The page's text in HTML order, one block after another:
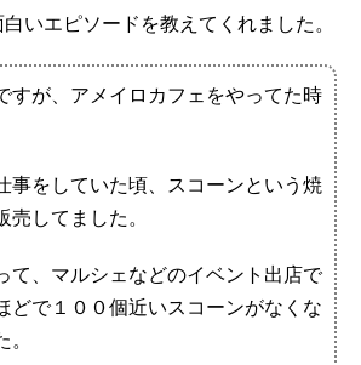
いエピソードを教えてくれました。
すが、アメイロカフェをやってた時
事をしていた頃、スコーンという焼
売してました。
て、マルシェなどのイベント出店で
どで１００個近いスコーンがなくな